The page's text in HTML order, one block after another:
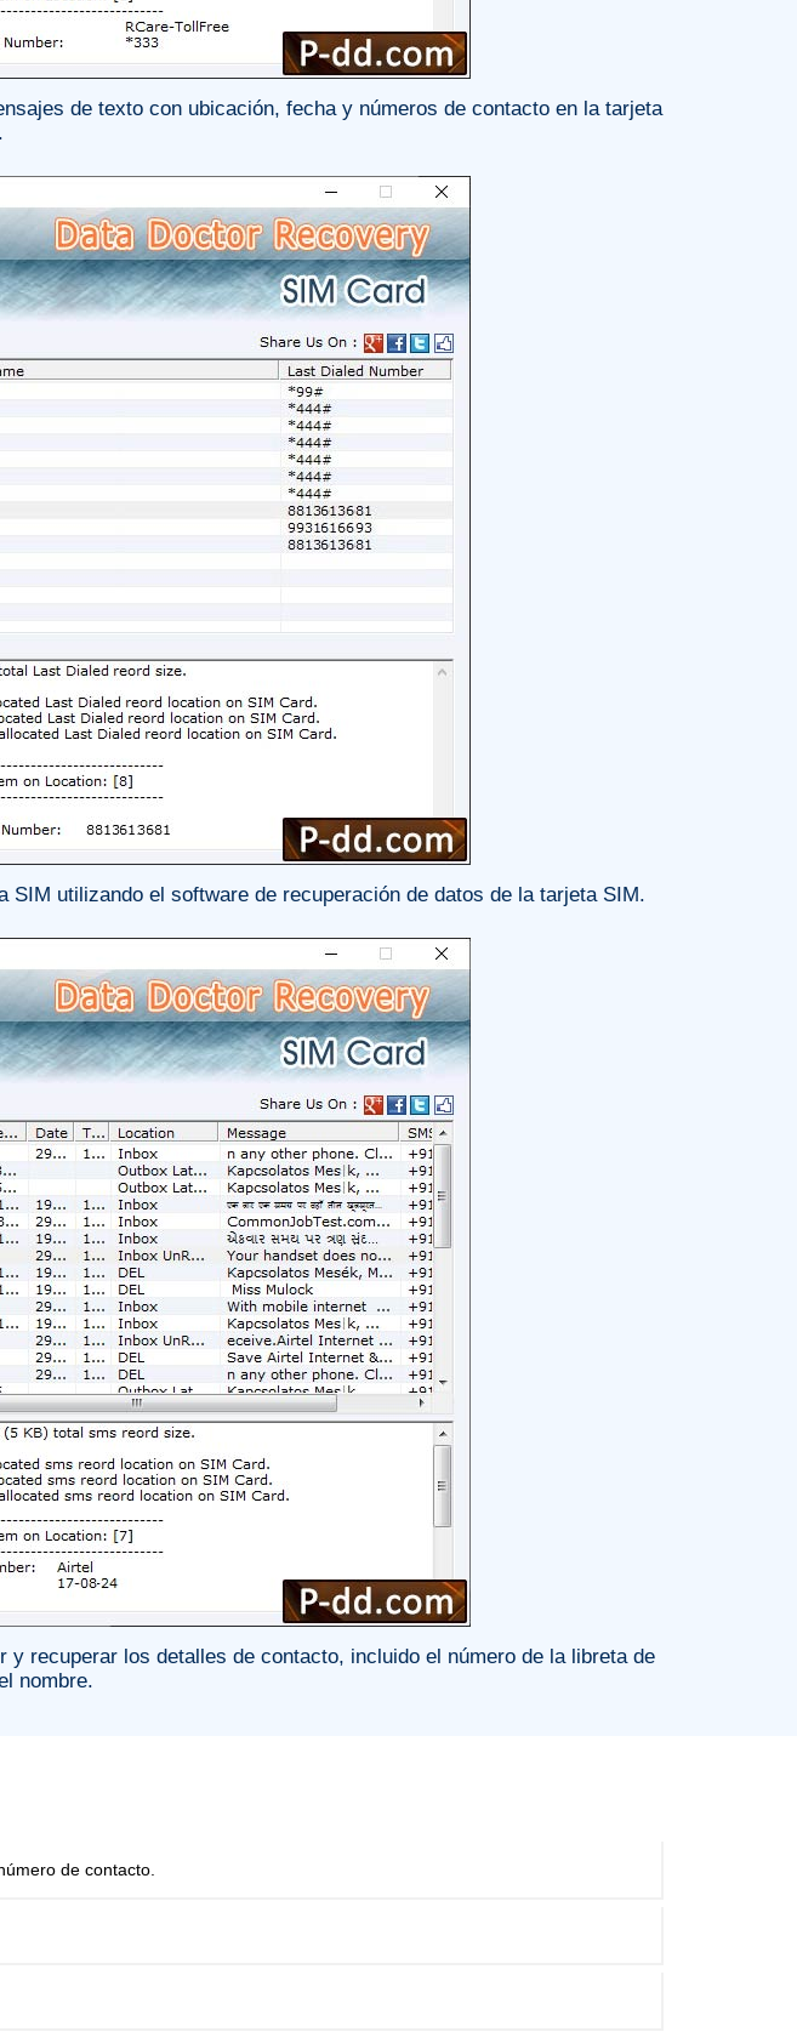
de texto con ubicación, fecha y números de contacto en la tarjeta
utilizando el software de recuperación de datos de la tarjeta SIM.
recuperar los detalles de contacto, incluido el número de la libreta de
nombre.
de contacto.